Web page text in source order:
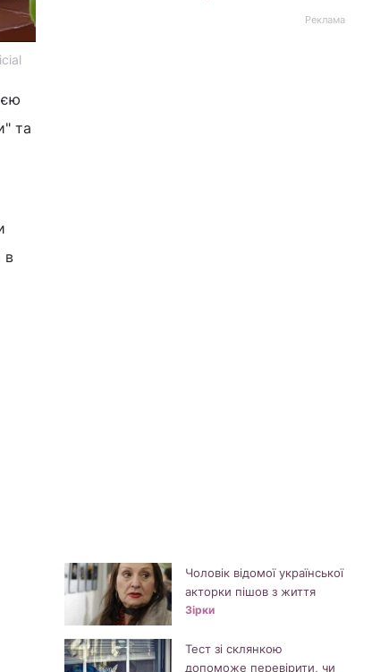
та
в
Реклама
Чоловік відомої української
акторки пішов з життя
Зірки
Тест зі склянкою
допоможе перевірити, чи